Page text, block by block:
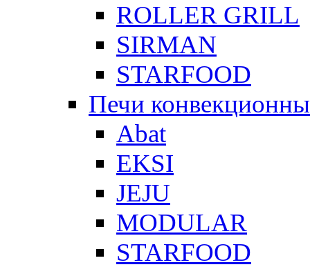
ROLLER GRILL
SIRMAN
STARFOOD
Печи
Abat
EKSI
JEJU
MODULAR
STARFOOD